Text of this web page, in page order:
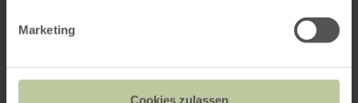
Marketing
Cookies zulassen
Reisedaten
Anreisedatum (erster Wandertag)*